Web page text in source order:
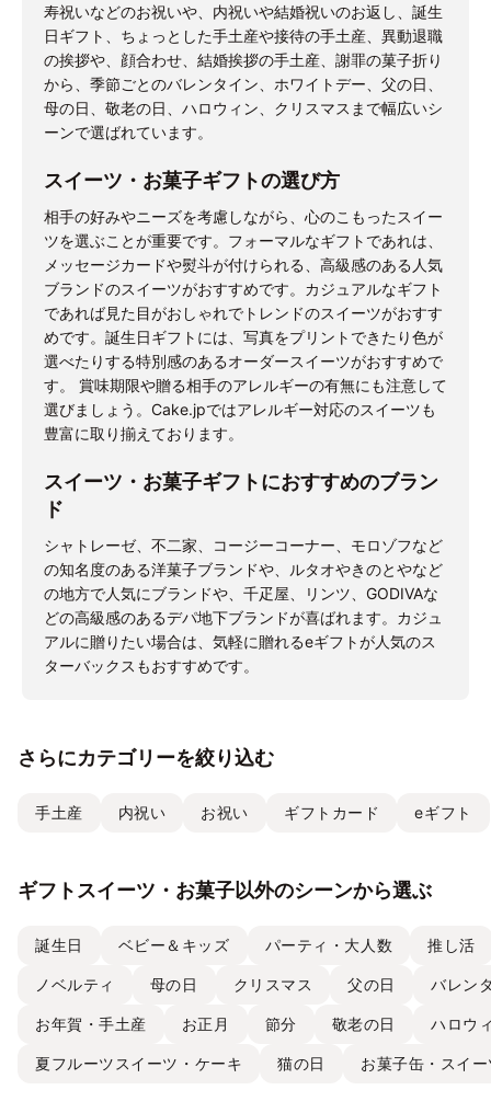
寿祝いなどのお祝いや、内祝いや結婚祝いのお返し、誕生
日ギフト、ちょっとした手土産や接待の手土産、異動退職
の挨拶や、顔合わせ、結婚挨拶の手土産、謝罪の菓子折り
から、季節ごとのバレンタイン、ホワイトデー、父の日、
母の日、敬老の日、ハロウィン、クリスマスまで幅広いシ
ーンで選ばれています。
スイーツ・お菓子ギフトの選び方
相手の好みやニーズを考慮しながら、心のこもったスイー
ツを選ぶことが重要です。フォーマルなギフトであれは、
メッセージカードや熨斗が付けられる、高級感のある人気
ブランドのスイーツがおすすめです。カジュアルなギフト
であれば見た目がおしゃれでトレンドのスイーツがおすす
めです。誕生日ギフトには、写真をプリントできたり色が
選べたりする特別感のあるオーダースイーツがおすすめで
す。 賞味期限や贈る相手のアレルギーの有無にも注意して
選びましょう。Cake.jpではアレルギー対応のスイーツも
豊富に取り揃えております。
スイーツ・お菓子ギフトにおすすめのブラン
ド
シャトレーゼ、不二家、コージーコーナー、モロゾフなど
の知名度のある洋菓子ブランドや、ルタオやきのとやなど
の地方で人気にブランドや、千疋屋、リンツ、GODIVAな
どの高級感のあるデパ地下ブランドが喜ばれます。カジュ
アルに贈りたい場合は、気軽に贈れるeギフトが人気のス
ターバックスもおすすめです。
さらにカテゴリーを絞り込む
手土産 内祝い お祝い ギフトカード eギフト
ギフトスイーツ・お菓子以外のシーンから選ぶ
誕生日 ベビー＆キッズ パーティ・大人数 推し活
ノベルティ 母の日 クリスマス 父の日 バレン
お年賀・手土産 お正月 節分 敬老の日 ハロウ
夏フルーツスイーツ・ケーキ 猫の日 お菓子缶・スイ